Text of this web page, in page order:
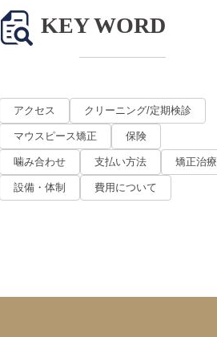
KEY WORD
アクセス クリーニング/定期検診
マウスピース矯正 保険
噛み合わせ 支払い方法 矯正治療
設備・体制 費用について